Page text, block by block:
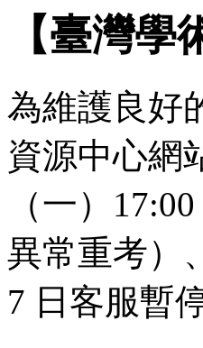
【臺灣
為維護良好
資源中心網
（一）
異常重考）
7 日客服暫